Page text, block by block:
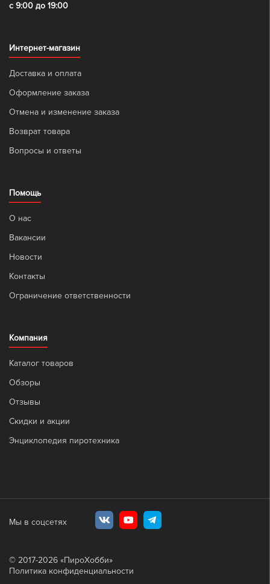
с 9:00 до 19:00
Интернет-магазин
Доставка и оплата
Оформление заказа
Отмена и изменение заказа
Возврат товара
Вопросы и ответы
Помощь
О нас
Вакансии
Новости
Контакты
Ограничение ответственности
Компания
Каталог товаров
Обзоры
Отзывы
Скидки и акции
Энциклопедия пиротехника
© 2017-2026 «ПироХобби»
Политика конфиденциальности
Мы в соцсетях